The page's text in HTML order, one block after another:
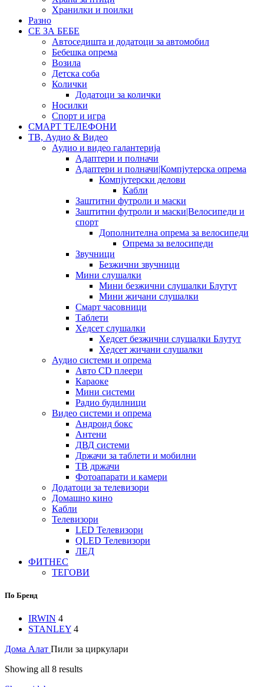
Хранилки и поилки
Разно
СЕ ЗА БЕБЕ
Автоседишта и додатоци за автомобил
Бебешка опрема
Возила
Детска соба
Колички
Додатоци за колички
Носилки
Спорт и игра
СМАРТ ТЕЛЕФОНИ
ТВ, Аудио & Видео
Аудио и видео галантерија
Адаптери и полначи
Адаптери и полначи|Компјутерска опрема
Компјутерски делови
Кабли
Заштитни футроли и маски
Заштитни футроли и маски|Велосипеди и
спорт
Дополнителна опрема за велосипеди
Опрема за велосипеди
Звучници
Безжични звучници
Мини слушалки
Мини безжични слушалки Блутут
Мини жичани слушалки
Смарт часовници
Таблети
Хедсет слушалки
Хедсет безжични слушалки Блутут
Хедсет жичани слушалки
Аудио системи и опрема
Авто CD плеери
Караоке
Мини системи
Радио будилници
Видео системи и опрема
Андроид бокс
Антени
ДВД системи
Држачи за таблети и мобилни
ТВ држачи
Фотоапарати и камери
Додатоци за телевизори
Домашно кино
Кабли
Телевизори
LED Телевизори
QLED Телевизори
ЛЕД
ФИТНЕС
ТЕГОВИ
По Бренд
IRWIN 4
STANLEY 4
Дома Алат Пили за циркулари
Showing all 8 results